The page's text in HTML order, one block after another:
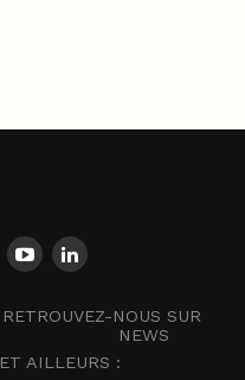
RETROUVEZ-NOUS SUR
NEWS
ET AILLEURS :